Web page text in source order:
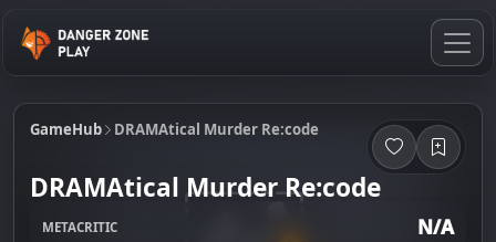
GameHub DRAMAtical Murder Re:code
DRAMAtical Murder Re:code
METACRITIC N/A